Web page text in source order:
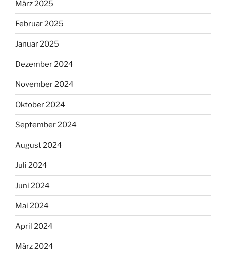
März 2025
Februar 2025
Januar 2025
Dezember 2024
November 2024
Oktober 2024
September 2024
August 2024
Juli 2024
Juni 2024
Mai 2024
April 2024
März 2024